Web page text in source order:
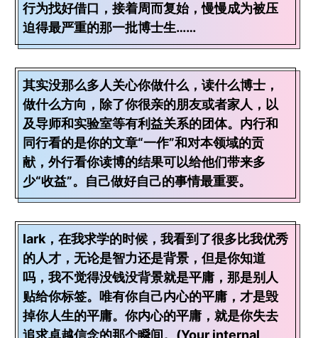
行为找好借口，接着周而复始，慢慢成为被压
迫得最严重的那一批博士生……
其实没那么多人关心你做什么，读什么博士，
做什么方向，除了你很亲的朋友或者家人，以
及导师和实验室等有利益关系的团体。内行和
同行看的是你的文章“一作”和对本领域的贡
献，外行看你读博的结果可以给他们带来多
少“收益”。自己做好自己的事情最重要。
lark，在我求学的时候，我看到了很多比我优秀
的人才，无论是智力还是背景，但是你知道
吗，我不觉得没钱没背景就是平庸，那是别人
贴给你标签。唯有你自己内心的平庸，才是毁
掉你人生的平庸。你内心的平庸，就是你失去
追求卓越信念的那个瞬间。(Your internal